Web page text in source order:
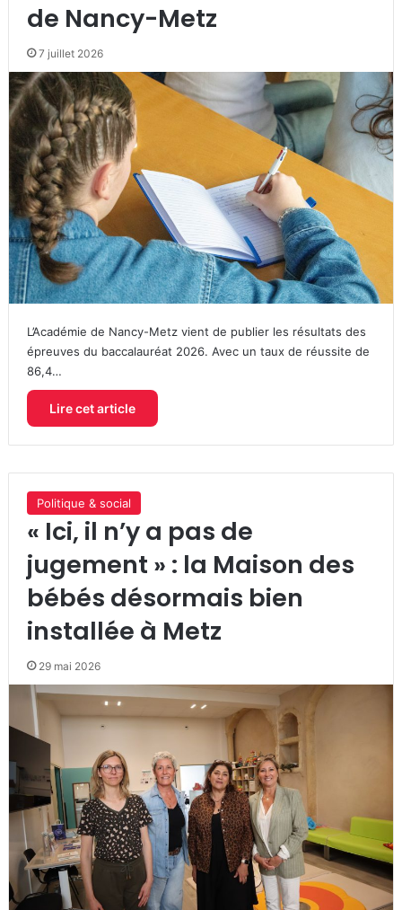
de Nancy-Metz
7 juillet 2026
L’Académie de Nancy-Metz vient de publier les résultats des
épreuves du baccalauréat 2026. Avec un taux de réussite de
86,4…
Lire cet article
Politique & social
« Ici, il n’y a pas de
jugement » : la Maison des
bébés désormais bien
installée à Metz
29 mai 2026